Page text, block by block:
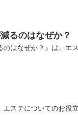
るのはなぜか？
のはなぜか？』は、
エステについてのお